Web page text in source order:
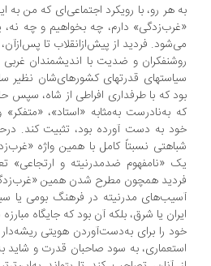
هر رو، با رویکرد اجتماعی‌ای که من به این
دارم، چه بخواهیم و چه نه، پای
فردید از پیش‌ازانقلاب تا پس‌ازآن،
و ضدیت با اندیشمندان غربی
قدرت‏های کشورهای‌شان نظیر سارتر
که با طرفداری افراطی از شاه، سپس حاکمیت
به‌‏نادرست به‏‌مثابه «استاد»، «متفکر» و
به دست آورده بود، تثبیت کند.
نسبتاً کامل با همین واژه «غرب‌زدگی»
«نامفهوم ضدمدرنیته و ارتجاعی»
همچون مطرح‏ شدن همین «غرب‌زدگی» نه
مدرنیته در فرهنگ بومی یا
یا شرق، بلکه آن بود که جایگاه مبارزه
را برای به‌دست‌آوردن هویتی ریشه‌‏دار و
به سود صاحبان قدرت و شاید